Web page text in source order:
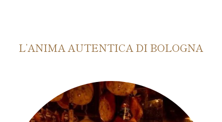
L’ANIMA AUTENTICA DI BOLOGNA